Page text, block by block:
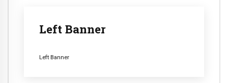
Left Banner
Left Banner